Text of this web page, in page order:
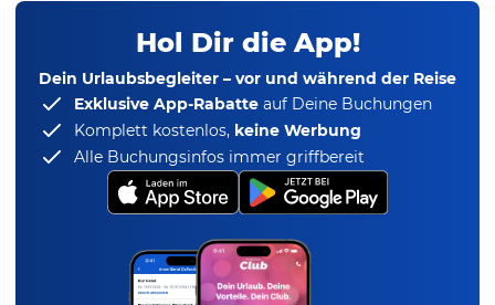
Hol Dir die App!
Dein Urlaubsbegleiter – vor und während der Reise
Exklusive App-Rabatte auf Deine Buchungen
Komplett kostenlos, keine Werbung
Alle Buchungsinfos immer griffbereit